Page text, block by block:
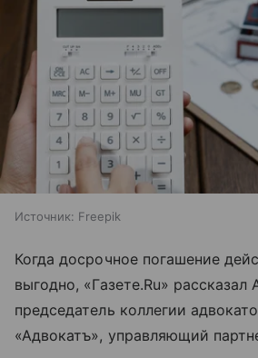
Источник: Freepik
Когда досрочное погашение
выгодно, «Газете.Ru»
председатель коллегии
«Адвокатъ», управляющий